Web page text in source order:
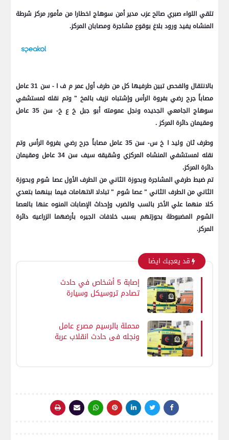
تلقي اللواء صبري صالح عزب مدير أمن سوهاج اخطارا من مأمور مركز شرطة
المنشاه يفيد ورود بلاغ بوقوع مشاجرة ومصابان المركز.
بالانتقال والفحص تبين طرفيها كل من طرف أول عمر م ف ا - سن 31 عامل
مصاباً جرح رضي بفروة الرأس وإشتباه نزيف بالمخ " وتم نقله لمستشفي
سوهاج الجامعي الجديده ونجل عمومته أبو جبل خ ع خ- سن 35 عامل
ومقيمان دائرة المركز .
وطرف ثان وليد ا خ س- سن 35 عامل مصاباً جرح رضي بفروة الرأس وتم
نقله لمستشفي المنشاه المركزي وشقيقه سيف سن 34 عامل ومقيمان
دائرة المركز.
تم ضبط طرفي المشاجرة وبحوزة الثاني من الطرف الأول عصا شوم وبحوزة
الثاني من الطرف الثاني " عصا شوم " تبادلا الاتهامات فيما بينهما بتعدي
كلا منهما علي الأخر بالسب والضرب وإحداث الإصابات المنوه عنها بالعصا
الشوم المضبوطة بحوزتهم بسبب خلافات الجيره بأرضهما الزراعيه دائرة
المركز.
قد يعجبك ايضا
إصابة 5 أشخاص في حادث
تصادم تروسيكل وسيارة
محملة بالرسيم مصرع عامل
ونجله فى حادث انقلاب عربة